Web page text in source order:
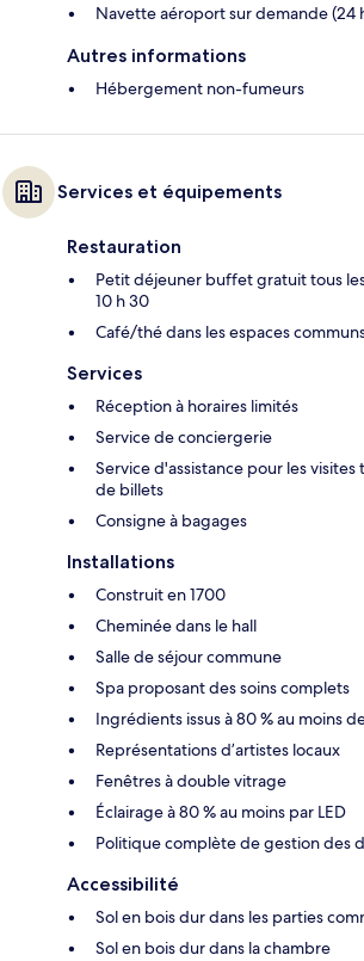
Navette aéroport sur demande (24
Autres informations
Hébergement non-fumeurs
Services et équipements
Restauration
Petit déjeuner buffet gratuit tous
10 h 30
Café/thé dans les espaces
Services
Réception à horaires limités
Service de conciergerie
Service d'assistance pour les
de billets
Consigne à bagages
Installations
Construit en 1700
Cheminée dans le hall
Salle de séjour commune
Spa proposant des soins complets
Ingrédients issus à 80 % au moins
Représentations d’artistes locaux
Fenêtres à double vitrage
Éclairage à 80 % au moins par LED
Politique complète de gestion des
Accessibilité
Sol en bois dur dans les parties
Sol en bois dur dans la chambre